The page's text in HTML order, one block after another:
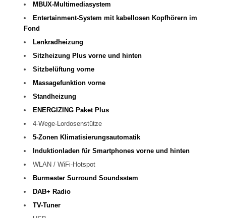
MBUX-Multimediasystem
Entertainment-System mit kabellosen Kopfhörern im
Fond
Lenkradheizung
Sitzheizung Plus vorne und hinten
Sitzbelüftung vorne
Massagefunktion vorne
Standheizung
ENERGIZING Paket Plus
4-Wege-Lordosenstütze
5-Zonen Klimatisierungsautomatik
Induktionladen für Smartphones vorne und hinten
WLAN / WiFi-Hotspot
Burmester Surround Soundsstem
DAB+ Radio
TV-Tuner